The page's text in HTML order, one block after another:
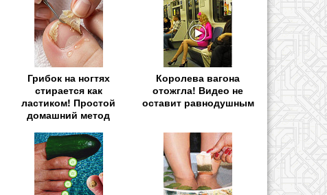
Грибок на ногтях
стирается как
ластиком! Простой
домашний метод
Королева вагона
отожгла! Видео не
оставит равнодушным